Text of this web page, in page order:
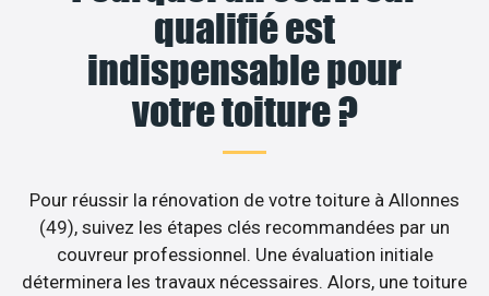
qualifié est
indispensable pour
votre toiture ?
Pour réussir la rénovation de votre toiture à Allonnes
(49), suivez les étapes clés recommandées par un
couvreur professionnel. Une évaluation initiale
déterminera les travaux nécessaires. Alors, une toiture